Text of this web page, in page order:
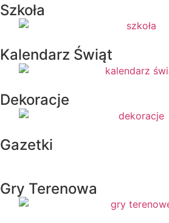
Szkoła
Kalendarz Świąt
Dekoracje
Gazetki
Gry Terenowa